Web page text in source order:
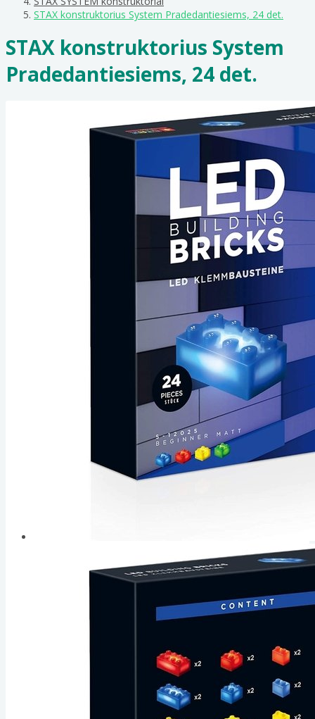
STAX konstruktorius System Pradedantiesiems, 24 det.
STAX konstruktorius System
Pradedantiesiems, 24 det.